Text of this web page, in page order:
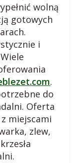
wolną
gotowych
i
.
do
Oferta
miejscami
zlew,